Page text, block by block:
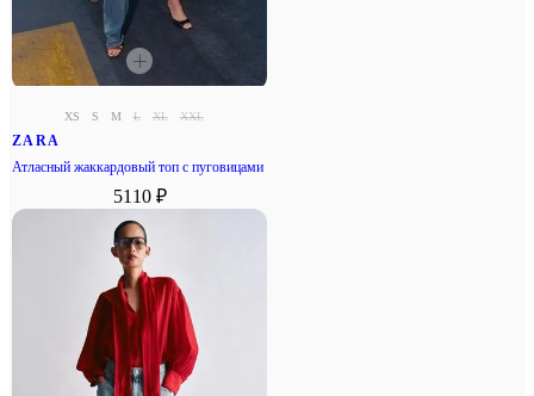
XS S M L XL XXL
ZARA
Атласный жаккардовый топ с пуговицами
5110 ₽